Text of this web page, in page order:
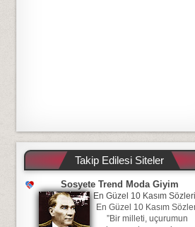
Takip Edilesi Siteler
Sosyete Trend Moda Giyim
En Güzel 10 Kasım Sözleri
En Güzel 10 Kasım
”Bir milleti, uçurumun